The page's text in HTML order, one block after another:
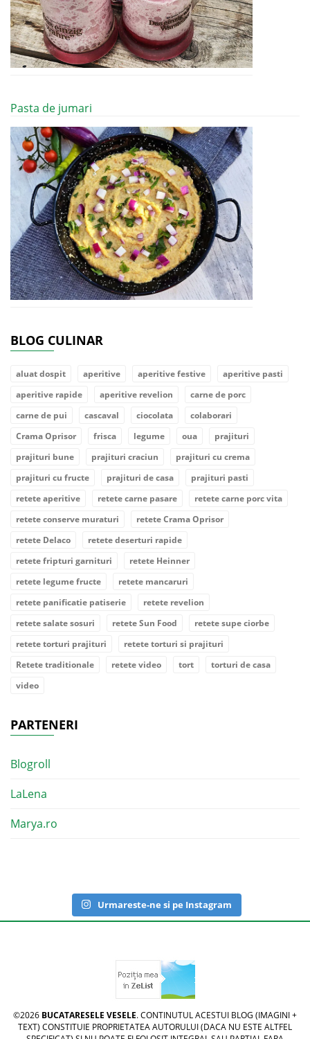
Pasta de jumari
BLOG CULINAR
aluat dospit aperitive aperitive festive
aperitive pasti
aperitive rapide
aperitive revelion
carne de porc
carne de pui
cascaval ciocolata
colaborari
Crama Oprisor
frisca legume oua
prajituri
prajituri bune
prajituri craciun
prajituri cu crema
prajituri cu fructe
prajituri de casa
prajituri pasti
retete aperitive
retete carne pasare
retete carne porc vita
retete conserve muraturi
retete Crama Oprisor
retete Delaco
retete deserturi rapide
retete fripturi garnituri
retete Heinner
retete legume fructe
retete mancaruri
retete panificatie patiserie
retete revelion
retete salate sosuri
retete Sun Food
retete supe ciorbe
retete torturi prajituri
retete torturi si prajituri
Retete traditionale
retete video tort
torturi de casa
video
PARTENERI
Blogroll
LaLena
Marya.ro
Urmareste-ne si pe Instagram
©2026 BUCATARESELE VESELE. CONTINUTUL ACESTUI BLOG (IMAGINI +
TEXT) CONSTITUIE PROPRIETATEA AUTORULUI (DACA NU ESTE ALTFEL